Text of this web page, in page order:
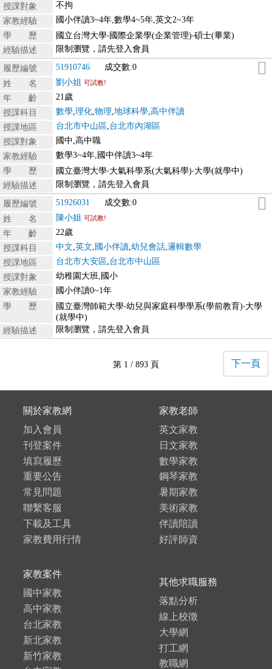
授課對象
不拘
家教經驗
國小伴讀3~4年,數學4~5年,英文2~3年
學 歷
國立台灣大學‧國際企業學(企業管理)‧碩士(畢業)
經驗描述
限制瀏覽，請先登入會員
履歷編號 51910746
成交數:0
姓 名
劉小姐 可試教!
年 齡
21歲
授課科目
數學,理化,物理,地球科學,高中伴讀
授課地區
台北市中山區,台北市內湖區
授課對象
國中,高中職
家教經驗
數學3~4年,國中伴讀3~4年
學 歷
國立臺灣大學‧大氣科學系(大氣科學)‧大學(就學中)
經驗描述
限制瀏覽，請先登入會員
履歷編號 51926031
成交數:0
姓 名
陳小姐 可試教!
年 齡
22歲
授課科目
中文,英文, 國小伴讀,幼兒會話,邏輯數學
授課地區
台北市大安區,台北市中山區
授課對象
幼稚園大班,國小
家教經驗
國小伴讀0~1年
學 歷
國立臺灣師範大學‧幼兒與家庭科學學系(學前教育)‧大學
(就學中)
經驗描述
限制瀏覽，請先登入會員
第 1 / 893 頁 下一頁
關於家教網
加入會員
刊登案件
填寫履歷
重要公告
常見問題
聯繫客服
下載及工具
家教費用行情
家教老師
英文家教
日文家教
數學家教
鋼琴家教
暑期家教
美術家教
伴讀陪讀
好評師資
家教案件
國中家教
高中家教
台北家教
新北家教
新竹家教
其他求職服務
落點分析
線上校徵
大學網
打工網
教職網